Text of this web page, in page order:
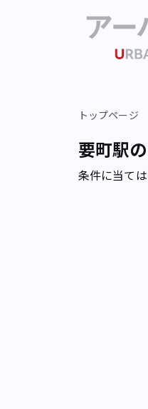
トップページ
要町駅
条件に当て